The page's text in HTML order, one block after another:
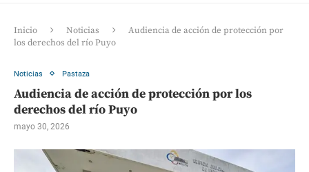
Inicio Noticias
Audiencia de acción de protección por
los derechos del río Puyo
Noticias Pastaza
Audiencia de acción de protección por los
derechos del río Puyo
mayo 30, 2026